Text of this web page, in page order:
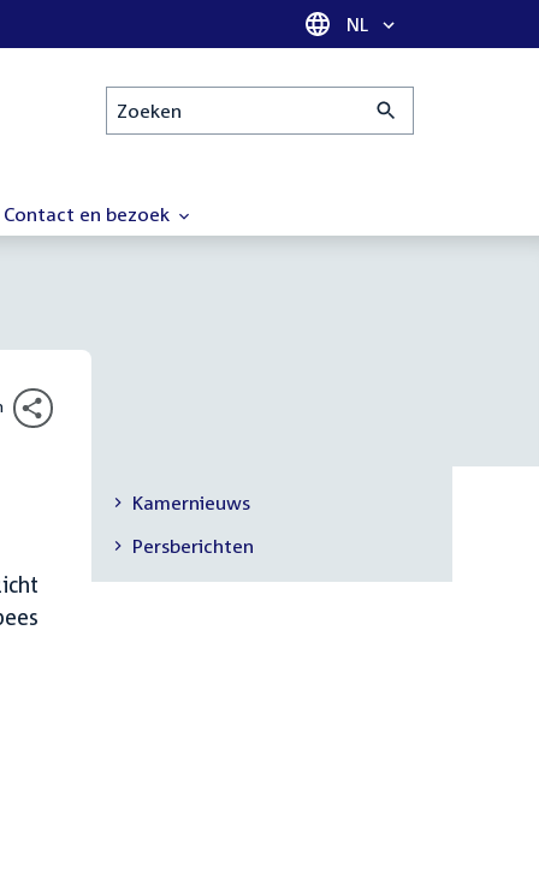
Taal selectie
NL
Zoeken
Contact en bezoek
Secundaire
navigatie
Kamernieuws
Persberichten